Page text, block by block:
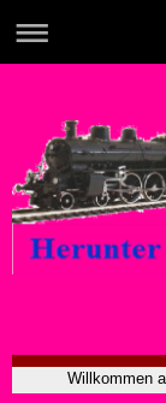
Willkommen